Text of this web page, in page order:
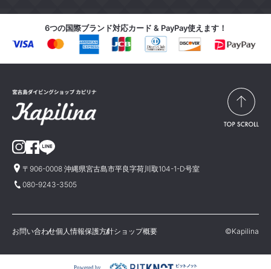
6つの国際ブランド対応カード & PayPay使えます！
〒906-0008 沖縄県宮古島市平良字荷川取104-1-D号室
080-9243-3505
お問い合わせ個人情報保護方針ショップ概要 ©Kapilina